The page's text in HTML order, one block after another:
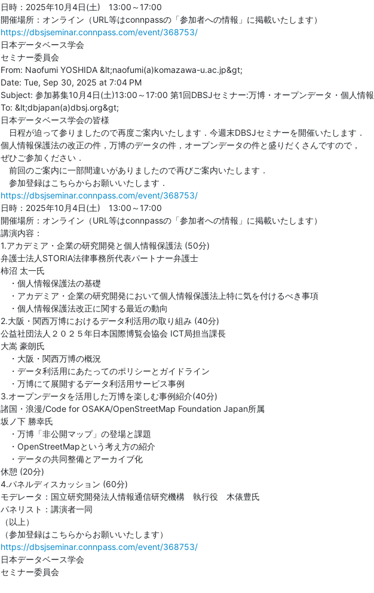
日時：2025年10月4日(土)　13:00～17:00
https://dbsjseminar.connpass.com/event/368753/
日本データベース学会
セミナー委員会
From: Naofumi YOSHIDA &lt;naofumi(a)komazawa-u.ac.jp&gt;
Date: Tue, Sep 30, 2025 at 7:04 PM
Subject: 参加募集10月4日(土)13:00～17:00 第1回DBSJセミナー:万博・オープンデータ・個人情報
To: &lt;dbjapan(a)dbsj.org&gt;
日本データベース学会の皆様
日程が迫って参りましたので再度ご案内いたします．今週末DBSJセミナーを開催いたします．
個人情報保護法の改正の件，万博のデータの件，オープンデータの件と盛りだくさんですので，
ぜひご参加ください．
前回のご案内に一部間違いがありましたので再びご案内いたします．
https://dbsjseminar.connpass.com/event/368753/
日時：2025年10月4日(土)　13:00～17:00
開催場所：オンライン（URL等はconnpassの「参加者への情報」に掲載いたします）
講演内容：
1.アカデミア・企業の研究開発と個人情報保護法 (50分)
弁護士法人STORIA法律事務所代表パートナー弁護士
柿沼 太一氏
・個人情報保護法の基礎
・アカデミア・企業の研究開発において個人情報保護法上特に気を付けるべき事項
・個人情報保護法改正に関する最近の動向
2.大阪・関西万博におけるデータ利活用の取り組み (40分)
公益社団法人２０２５年日本国際博覧会協会 ICT局担当課長
大嵩 豪朗氏
・大阪・関西万博の概況
・データ利活用にあたってのポリシーとガイドライン
・万博にて展開するデータ利活用サービス事例
3.オープンデータを活用した万博を楽しむ事例紹介(40分)
諸国・浪漫/Code for OSAKA/OpenStreetMap Foundation Japan所属
坂ノ下 勝幸氏
・万博「非公開マップ」の登場と課題
・OpenStreetMapという考え方の紹介
・データの共同整備とアーカイブ化
休憩 (20分)
4.パネルディスカッション (60分)
モデレータ：国立研究開発法人情報通信研究機構　執行役　木俵豊氏
パネリスト：講演者一同
（以上）
https://dbsjseminar.connpass.com/event/368753/
日本データベース学会
セミナー委員会